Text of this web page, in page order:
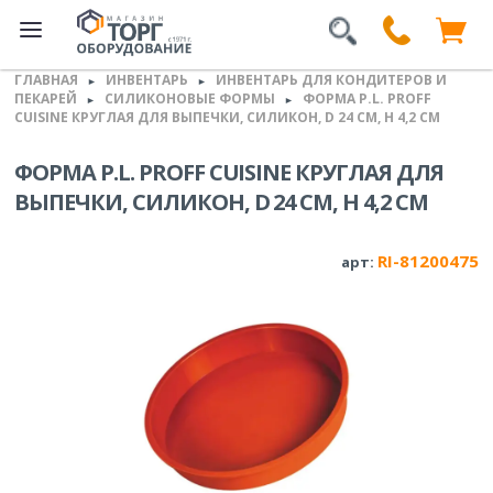
ГЛАВНАЯ ► ИНВЕНТАРЬ ►
ИНВЕНТАРЬ ДЛЯ КОНДИТЕРОВ И
ПЕКАРЕЙ
► СИЛИКОНОВЫЕ ФОРМЫ ►
ФОРМА P.L. PROFF
CUISINE КРУГЛАЯ ДЛЯ ВЫПЕЧКИ, СИЛИКОН, D 24 СМ, H 4,2 СМ
ФОРМА P.L. PROFF CUISINE КРУГЛАЯ ДЛЯ
ВЫПЕЧКИ, СИЛИКОН, D 24 СМ, H 4,2 СМ
арт: RI-81200475